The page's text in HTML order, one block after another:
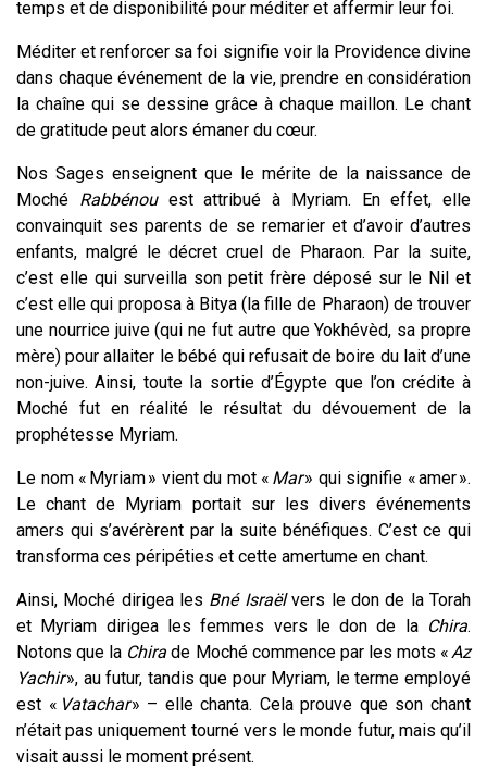
temps et de disponibilité pour méditer et affermir leur foi.
Méditer et renforcer sa foi signifie voir la Providence divine
dans chaque événement de la vie, prendre en considération
la chaîne qui se dessine grâce à chaque maillon. Le chant
de gratitude peut alors émaner du cœur.
Nos Sages enseignent que le mérite de la naissance de
Moché Rabbénou est attribué à Myriam. En effet, elle
convainquit ses parents de se remarier et d’avoir d’autres
enfants, malgré le décret cruel de Pharaon. Par la suite,
c’est elle qui surveilla son petit frère déposé sur le Nil et
c’est elle qui proposa à Bitya (la fille de Pharaon) de trouver
une nourrice juive (qui ne fut autre que Yokhévèd, sa propre
mère) pour allaiter le bébé qui refusait de boire du lait d’une
non-juive. Ainsi, toute la sortie d’Égypte que l’on crédite à
Moché fut en réalité le résultat du dévouement de la
prophétesse Myriam.
Le nom « Myriam » vient du mot « Mar» qui signifie « amer ».
Le chant de Myriam portait sur les divers événements
amers qui s’avérèrent par la suite bénéfiques. C’est ce qui
transforma ces péripéties et cette amertume en chant.
Ainsi, Moché dirigea les Bné Israëlvers le don de la Torah
et Myriam dirigea les femmes vers le don de la Chira.
Notons que la Chira de Moché commence par les mots «Az
Yachir», au futur, tandis que pour Myriam, le terme employé
est « Vatachar» – elle chanta. Cela prouve que son chant
n’était pas uniquement tourné vers le monde futur, mais qu’il
visait aussi le moment présent.